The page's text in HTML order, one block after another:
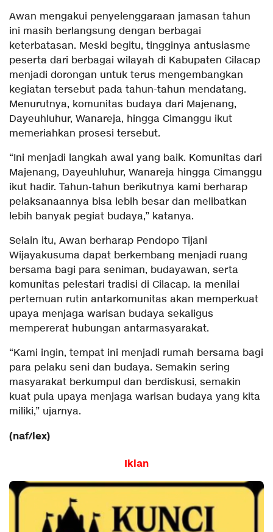
Awan mengakui penyelenggaraan jamasan tahun
ini masih berlangsung dengan berbagai
keterbatasan. Meski begitu, tingginya antusiasme
peserta dari berbagai wilayah di Kabupaten Cilacap
menjadi dorongan untuk terus mengembangkan
kegiatan tersebut pada tahun-tahun mendatang.
Menurutnya, komunitas budaya dari Majenang,
Dayeuhluhur, Wanareja, hingga Cimanggu ikut
memeriahkan prosesi tersebut.
“Ini menjadi langkah awal yang baik. Komunitas dari
Majenang, Dayeuhluhur, Wanareja hingga Cimanggu
ikut hadir. Tahun-tahun berikutnya kami berharap
pelaksanaannya bisa lebih besar dan melibatkan
lebih banyak pegiat budaya,” katanya.
Selain itu, Awan berharap Pendopo Tijani
Wijayakusuma dapat berkembang menjadi ruang
bersama bagi para seniman, budayawan, serta
komunitas pelestari tradisi di Cilacap. Ia menilai
pertemuan rutin antarkomunitas akan memperkuat
upaya menjaga warisan budaya sekaligus
mempererat hubungan antarmasyarakat.
“Kami ingin, tempat ini menjadi rumah bersama bagi
para pelaku seni dan budaya. Semakin sering
masyarakat berkumpul dan berdiskusi, semakin
kuat pula upaya menjaga warisan budaya yang kita
miliki,” ujarnya.
(naf/lex)
Iklan